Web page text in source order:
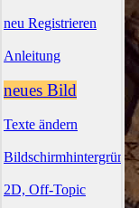
neu Registrieren
Anleitung
neues Bild
Texte ändern
Bildschirmhintergründe
2D, Off-Topic